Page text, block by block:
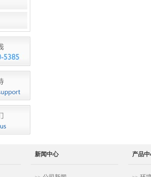
新闻中心 产品